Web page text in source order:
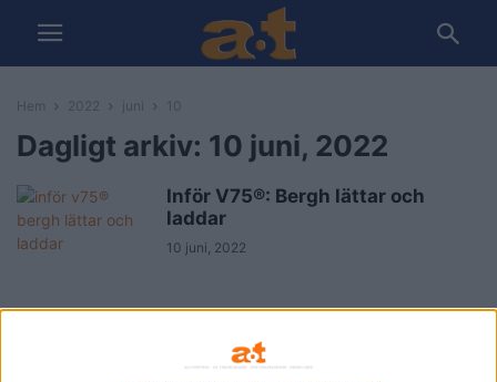
Hem 2022 juni 10
Dagligt arkiv: 10 juni, 2022
Inför V75®: Bergh lättar och
laddar
10 juni, 2022